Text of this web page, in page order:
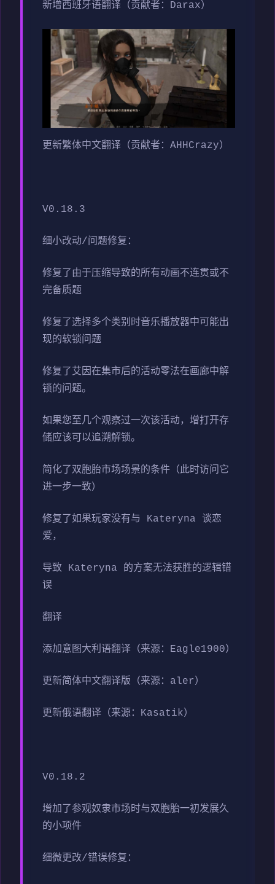
新增西班牙语翻译（贡献者：Darax）
更新繁体中文翻译（贡献者：AHHCrazy）
V0.18.3
细小改动/问题修复：
修复了由于压缩导致的所有动画不连贯或不
完备质题
修复了选择多个类别时音乐播放器中可能出
现的软锁问题
修复了艾因在集市后的活动零法在画廊中解
锁的问题。
如果您至几个观察过一次该活动，增打开存
储应该可以追溯解锁。
简化了双胞胎市场场景的条件（此时访问它
进一步一致）
修复了如果玩家没有与 Kateryna 谈恋
爱，
导致 Kateryna 的方案无法获胜的逻辑错
误
翻译
添加意图大利语翻译（来源：Eagle1900）
更新简体中文翻译版（来源：aler）
更新俄语翻译（来源：Kasatik）
V0.18.2
增加了参观奴隶市场时与双胞胎一初发展久
的小项件
细微更改/错误修复：